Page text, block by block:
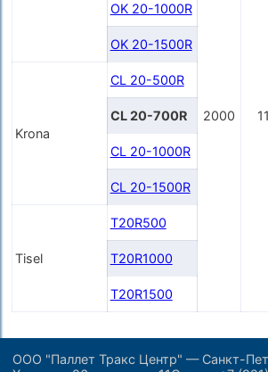
2000
OK 20-1000R
OK 20-1500R
Krona
CL 20-500R
CL 20-700R
CL 20-1000R
CL 20-1500R
Tisel
T20R500
T20R1000
T20R1500
ООО "Паллет Тракс Центр" — Санкт-